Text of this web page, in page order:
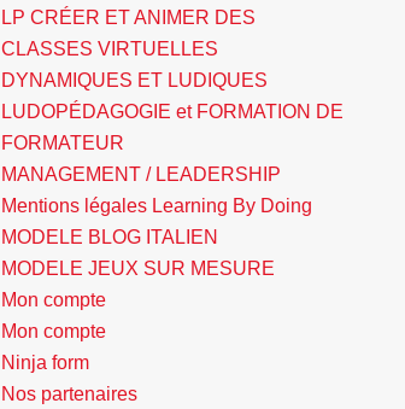
LP CRÉER ET ANIMER DES
CLASSES VIRTUELLES
DYNAMIQUES ET LUDIQUES
LUDOPÉDAGOGIE et FORMATION DE
FORMATEUR
MANAGEMENT / LEADERSHIP
Mentions légales Learning By Doing
MODELE BLOG ITALIEN
MODELE JEUX SUR MESURE
Mon compte
Mon compte
Ninja form
Nos partenaires